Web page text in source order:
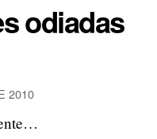
odiadas
2010